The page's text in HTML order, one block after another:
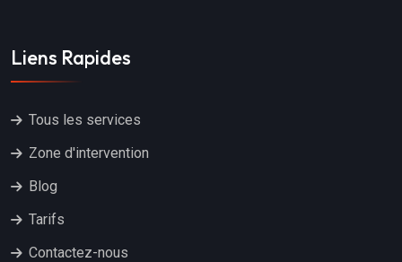
Liens Rapides
Tous les services
Zone d'intervention
Blog
Tarifs
Contactez-nous